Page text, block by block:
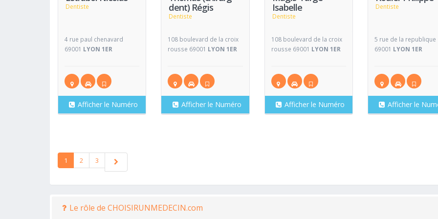
Dentiste
4 rue paul chenavard
69001 LYON 1ER
Afficher le Numéro
dent) Régis
Dentiste
108 boulevard de la croix
rousse 69001 LYON 1ER
Afficher le Numéro
Isabelle
Dentiste
108 boulevard de la croix
rousse 69001 LYON 1ER
Afficher le Numéro
Dentiste
5 rue de la republique
69001 LYON 1ER
Afficher le
1 2 3
Le rôle de CHOISIRUNMEDECIN.com